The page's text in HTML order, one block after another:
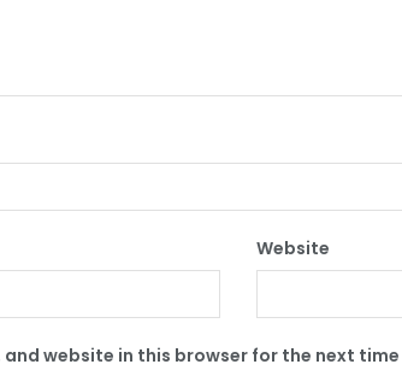
Website
and website in this browser for the next